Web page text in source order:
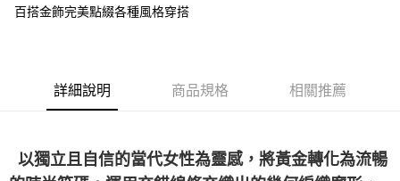
百搭金飾完美點綴各種風格穿搭
詳細說明 商品規格 相關推薦
以獨立且自信的當代女性為靈感，將黃金轉化為流暢